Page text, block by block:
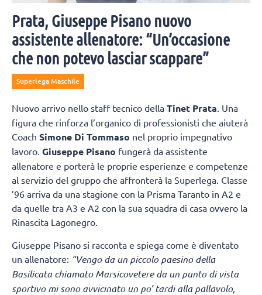
Prata, Giuseppe Pisano nuovo
assistente allenatore: “Un’occasione
che non potevo lasciar scappare”
Superlega Maschile
Nuovo arrivo nello staff tecnico della Tinet Prata. Una
figura che rinforza l’organico di professionisti che aiuterà
Coach Simone Di Tommaso nel proprio impegnativo
lavoro. Giuseppe Pisano fungerà da assistente
allenatore e porterà le proprie esperienze e competenze
al servizio del gruppo che affronterà la Superlega. Classe
’96 arriva da una stagione con la Prisma Taranto in A2 e
da quelle tra A3 e A2 con la sua squadra di casa ovvero la
Rinascita Lagonegro.
Giuseppe Pisano si racconta e spiega come è diventato
un allenatore: “Vengo da un piccolo paesino della
Basilicata chiamato Marsicovetere da un punto di vista
sportivo mi sono avvicinato un po’ tardi alla pallavolo,